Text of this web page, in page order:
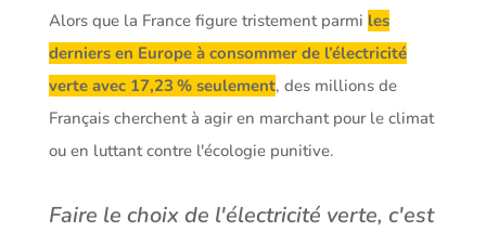
Alors que la France figure tristement parmi les
derniers en Europe à consommer de l’électricité
verte avec 17,23 % seulement, des millions de
Français cherchent à agir en marchant pour le climat
ou en luttant contre l'écologie punitive.
Faire le choix de l'électricité verte, c'est